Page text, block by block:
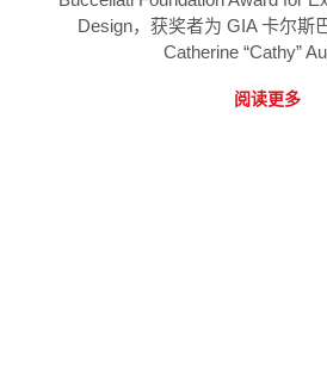
Design，获奖者为 GIA 卡尔斯
Catherine “Cathy”
阅读更多